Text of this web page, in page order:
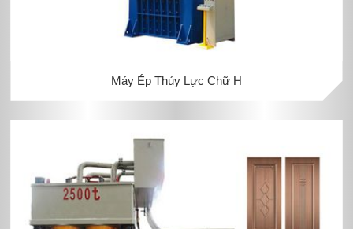
Máy Ép Thủy Lực Chữ H